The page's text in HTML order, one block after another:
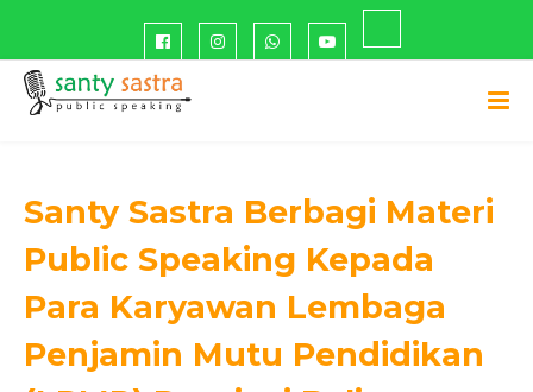
Santy Sastra Berbagi Materi
Public Speaking Kepada
Para Karyawan Lembaga
Penjamin Mutu Pendidikan